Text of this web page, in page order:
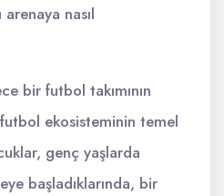
nasıl
bir futbol takımının
ekosisteminin temel
genç yaşlarda
başladıklarında, bir